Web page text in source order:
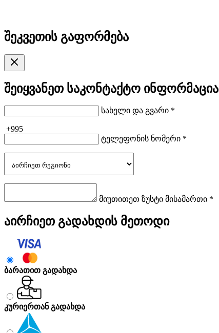
შეკვეთის გაფორმება
შეიყვანეთ საკონტაქტო ინფორმაცია
სახელი და გვარი *
+995
ტელეფონის ნომერი *
მიუთითეთ ზუსტი მისამართი *
აირჩიეთ გადახდის მეთოდი
ბარათით გადახდა
კურიერთან გადახდა